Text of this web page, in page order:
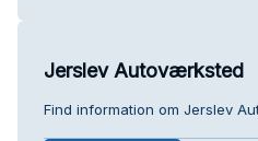
Jerslev Autoværksted
Find information om Jerslev